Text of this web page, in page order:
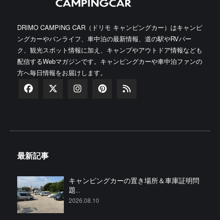
DRIMO CAMPING CAR（ドリモ キャンピングカー）はキャンピ
ングカーやバンライフ、車中泊の最新情報、道の駅やRVパー
ク、観光スポット情報に加え、キャンプやアウトドア情報なども
配信するWebマガジンです。キャンピングカーや車中泊ファンの
方へ毎日情報をお届けします。
最新記事
キャンピングカーの置き場所＆車庫証明問
題...
2026.08.10